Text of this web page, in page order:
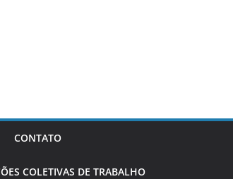
CONTATO
COLETIVAS DE TRABALHO